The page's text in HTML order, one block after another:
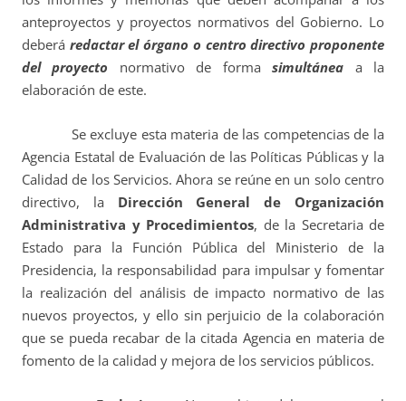
anteproyectos y proyectos normativos del Gobierno. Lo
deberá redactar el órgano o centro directivo proponente
del proyecto normativo de formasimultánea a la
elaboración de este.
Se excluye esta materia de las competencias de la
Agencia Estatal de Evaluación de las Políticas Públicas y la
Calidad de los Servicios. Ahora se reúne en un solo centro
directivo, la Dirección General de Organización
Administrativa y Procedimientos, de la Secretaria de
Estado para la Función Pública del Ministerio de la
Presidencia, la responsabilidad para impulsar y fomentar
la realización del análisis de impacto normativo de las
nuevos proyectos, y ello sin perjuicio de la colaboración
que se pueda recabar de la citada Agencia en materia de
fomento de la calidad y mejora de los servicios públicos.